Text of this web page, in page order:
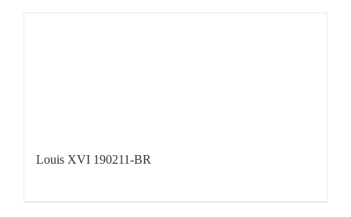
Louis XVI 190211-BR